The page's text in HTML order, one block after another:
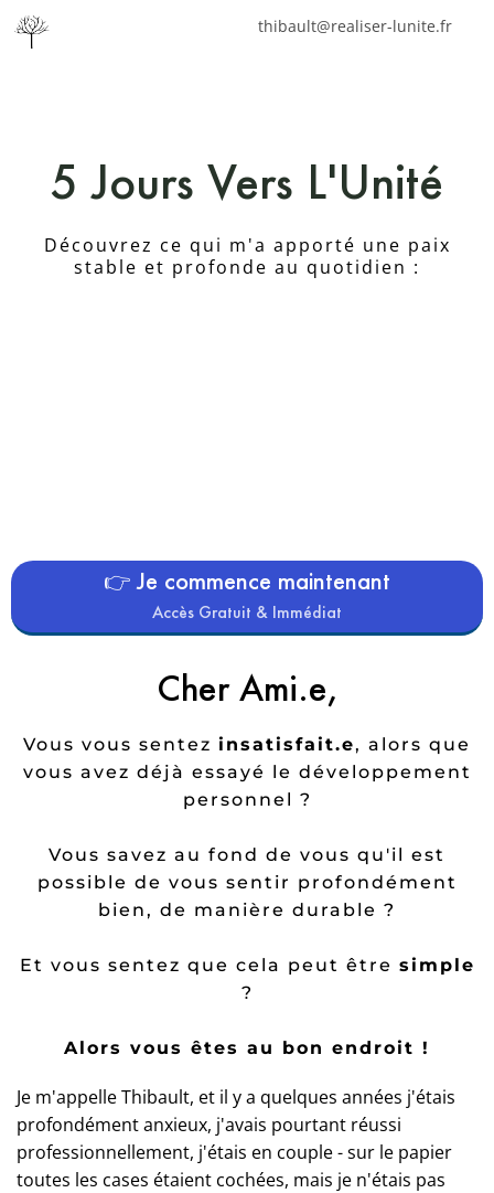
thibault@realiser-lunite.fr
5 Jours Vers L'Unité
Découvrez ce qui m'a apporté une paix
stable et profonde au quotidien :
👉 Je commence maintenant
Accès Gratuit & Immédiat
Cher Ami.e,
Vous vous sentez insatisfait.e, alors que
vous avez déjà essayé le développement
personnel ?
Vous savez au fond de vous qu'il est
possible de vous sentir profondément
bien, de manière durable ?
Et vous sentez que cela peut être simple
?
Alors vous êtes au bon endroit !
Je m'appelle Thibault, et il y a quelques années j'étais
profondément anxieux, j'avais pourtant réussi
professionnellement, j'étais en couple - sur le papier
toutes les cases étaient cochées, mais je n'étais pas